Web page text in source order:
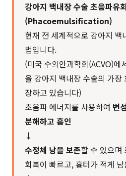
강아지 백내장 수술 초음파유
(Phacoemulsification)
현재 전 세계적으로 강아지 백
법입니다.
(미국 수의안과학회(ACVO)에
을 강아지 백내장 수술의 가장
장하고 있습니다)
초음파 에너지를 사용하여 변
분해하고 흡인
↓
수정체 낭을 보존할 수 있으며
회복이 빠르고, 흉터가 적게 남